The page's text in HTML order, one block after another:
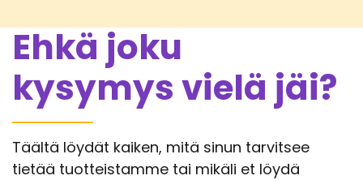
Ehkä joku
kysymys vielä jäi?
Täältä löydät kaiken, mitä sinun tarvitsee
tietää tuotteistamme tai mikäli et löydä